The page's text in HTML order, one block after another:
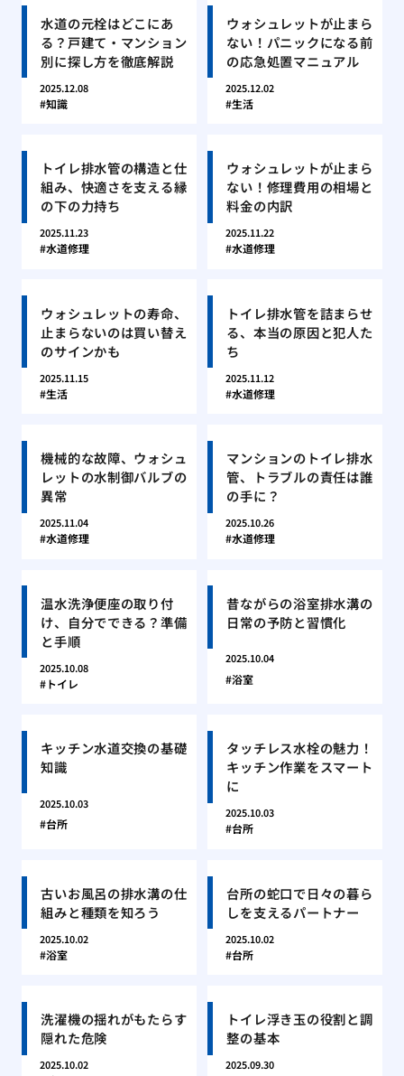
水道の元栓はどこにあ
る？戸建て・マンション
別に探し方を徹底解説
2025.12.08
知識
ウォシュレットが止まら
ない！パニックになる前
の応急処置マニュアル
2025.12.02
生活
トイレ排水管の構造と仕
組み、快適さを支える縁
の下の力持ち
2025.11.23
水道修理
ウォシュレットが止まら
ない！修理費用の相場と
料金の内訳
2025.11.22
水道修理
ウォシュレットの寿命、
止まらないのは買い替え
のサインかも
2025.11.15
生活
トイレ排水管を詰まらせ
る、本当の原因と犯人た
ち
2025.11.12
水道修理
機械的な故障、ウォシュ
レットの水制御バルブの
異常
2025.11.04
水道修理
マンションのトイレ排水
管、トラブルの責任は誰
の手に？
2025.10.26
水道修理
温水洗浄便座の取り付
け、自分でできる？準備
と手順
2025.10.08
トイレ
昔ながらの浴室排水溝の
日常の予防と習慣化
2025.10.04
浴室
キッチン水道交換の基礎
知識
2025.10.03
台所
タッチレス水栓の魅力！
キッチン作業をスマート
に
2025.10.03
台所
古いお風呂の排水溝の仕
組みと種類を知ろう
2025.10.02
浴室
台所の蛇口で日々の暮ら
しを支えるパートナー
2025.10.02
台所
洗濯機の揺れがもたらす
隠れた危険
2025.10.02
トイレ浮き玉の役割と調
整の基本
2025.09.30